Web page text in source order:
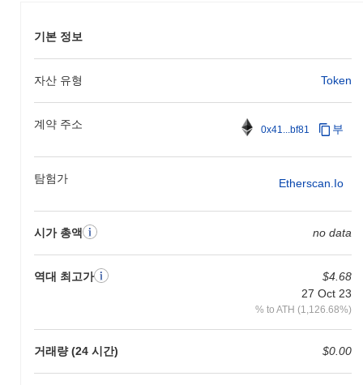
기본 정보
자산 유형 Token
계약 주소 0x41...bf81 부
탐험가 Etherscan.io
시가 총액 no data
역대 최고가
$4.68
27 Oct 23
% to ATH (1,126.68%)
거래량 (24 시간) $0.00